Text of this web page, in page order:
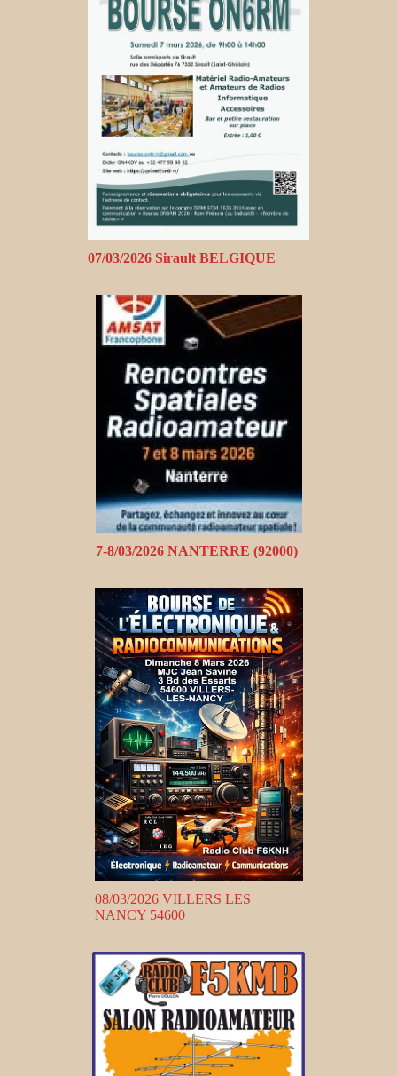
07/03/2026 Sirault BELGIQUE
7-8/03/2026 NANTERRE (92000)
08/03/2026 VILLERS LES
NANCY 54600